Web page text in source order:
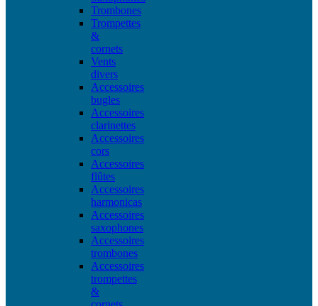
Trombones
Trompettes
&
cornets
Vents
divers
Accessoires
bugles
Accessoires
clarinettes
Accessoires
cors
Accessoires
flûtes
Accessoires
harmonicas
Accessoires
saxophones
Accessoires
trombones
Accessoires
trompettes
&